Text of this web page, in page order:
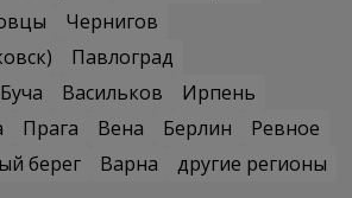
Чернигов
Павлоград
Буча Васильков
Ирпень
Прага Вена Берлин
Ревное
берег Варна
другие регионы